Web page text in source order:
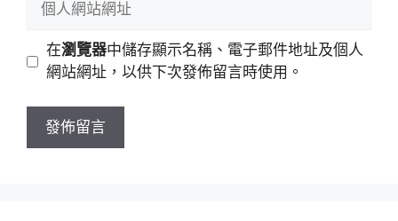
址
站
址
在瀏覽器中儲存顯示名稱、電子郵件地址及個人
網站網址，以供下次發佈留言時使用。